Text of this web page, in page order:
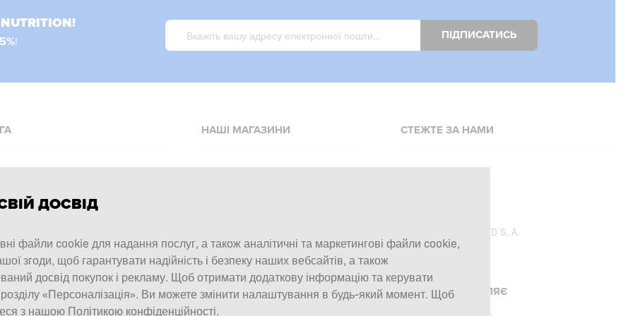
! ПІДПИСАТИСЬ
оплата
та повернення
НАШІ МАГАЗИНИ
Allnutrition.hu
Allnutrition.co.uk
Allnutrition.de
СТЕЖТЕ ЗА НАМИ
SFD S. A.
ПЛАТЕЖІ ОБРОБЛЯЄ
ДОСВІД
файли cookie для надання послуг, а також аналітичні та маркетингові файли cookie,
згоди, щоб гарантувати надійність і безпеку наших вебсайтів, а також
досвід покупок і рекламу. Щоб отримати додаткову інформацію та керувати
«Персоналізація». Ви можете змінити налаштування в будь-який момент. Щоб
з нашою Політикою конфіденційності.